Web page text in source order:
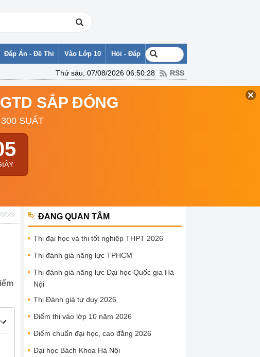
Đáp Án - Đề Thi Vào Lớp 10 Hỏi - Đáp
Thứ sáu, 07/08/2026 06:50:28 RSS
SẮP ĐÓNG
SUẤT
ĐANG QUAN TÂM
Thi đại học và thi tốt nghiệp THPT 2026
Thi đánh giá năng lực TPHCM
Thi đánh giá năng lực Đại học Quốc gia Hà
Nội
Thi Đánh giá tư duy 2026
Điểm thi vào lớp 10 năm 2026
Điểm chuẩn đại học, cao đẳng 2026
Đại học Bách Khoa Hà Nội